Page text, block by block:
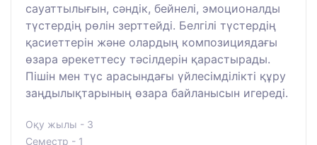
сауаттылығын, сәндік, бейнелі, эмоционалды
түстердің рөлін зерттейді. Белгілі түстердің
қасиеттерін және олардың композициядағы
өзара әрекеттесу тәсілдерін қарастырады.
Пішін мен түс арасындағы үйлесімділікті құру
заңдылықтарының өзара байланысын игереді.
Оқу жылы - 3
Семестр - 1